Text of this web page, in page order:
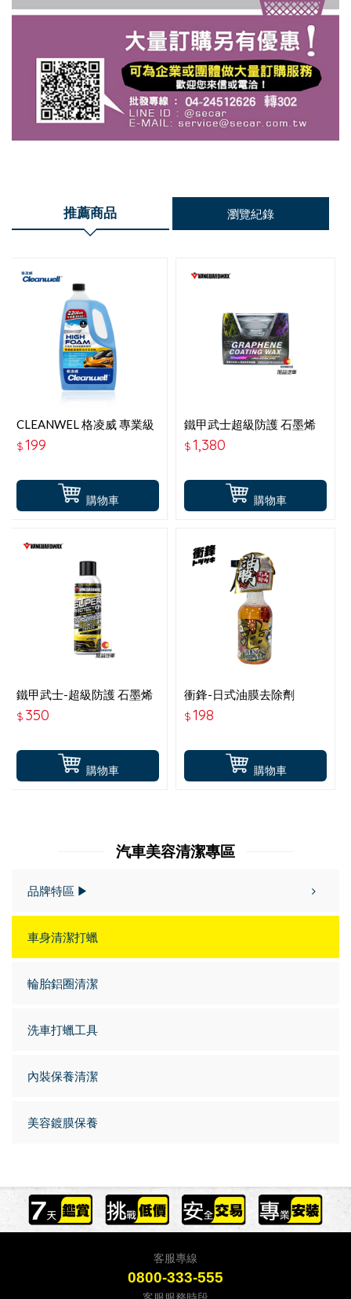
推薦商品 瀏覽紀錄
購物車
CLEANWEL 格凌威 專業級
超濃密泡沫洗車精 2.2L
$199
購物車
鐵甲武士超級防護 石墨烯
鍍膜車蠟 全車色系-150G
B3001
$1,380
購物車
鐵甲武士-超級防護 石墨烯
洗車液-1500 946ML
$ 350
購物車
衝鋒-日式油膜去除劑
$198
汽車美容清潔專區
品牌特區 ▶
車身清潔打蠟
輪胎鋁圈清潔
洗車打蠟工具
內裝保養清潔
美容鍍膜保養
客服專線
0800-333-555